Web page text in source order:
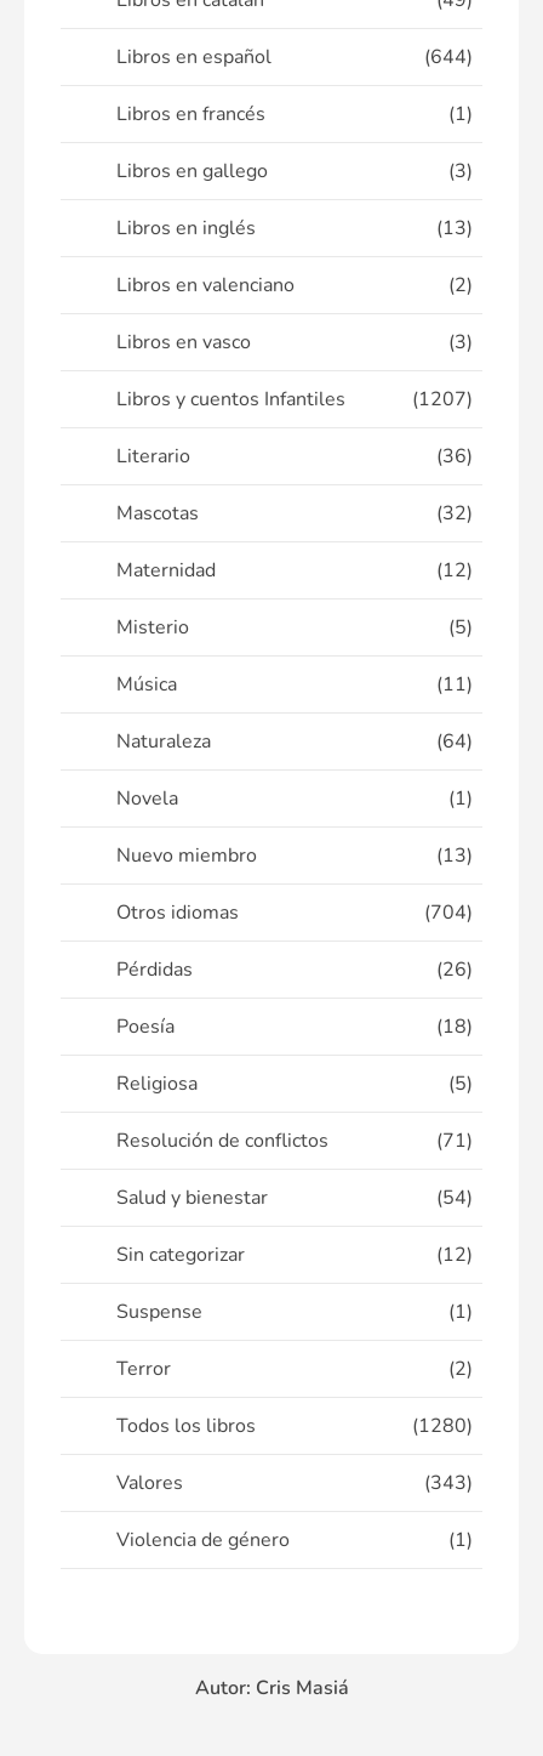
Libros en español (644)
Libros en francés (1)
Libros en gallego (3)
Libros en inglés (13)
Libros en valenciano (2)
Libros en vasco (3)
Libros y cuentos Infantiles (1207)
Literario (36)
Mascotas (32)
Maternidad (12)
Misterio (5)
Música (11)
Naturaleza (64)
Novela (1)
Nuevo miembro (13)
Otros idiomas (704)
Pérdidas (26)
Poesía (18)
Religiosa (5)
Resolución de conflictos (71)
Salud y bienestar (54)
Sin categorizar (12)
Suspense (1)
Terror (2)
Todos los libros (1280)
Valores (343)
Violencia de género (1)
Autor: Cris Masiá